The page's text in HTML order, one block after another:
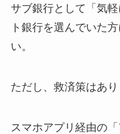
サブ銀行として「気
ト銀行を選んでいた
い。
ただし、救済策はあり
スマホアプリ経由の